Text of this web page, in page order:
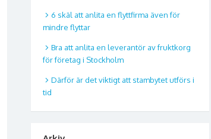
6 skäl att anlita en flyttfirma även för
mindre flyttar
Bra att anlita en leverantör av fruktkorg
för företag i Stockholm
Därför är det viktigt att stambytet utförs i
tid